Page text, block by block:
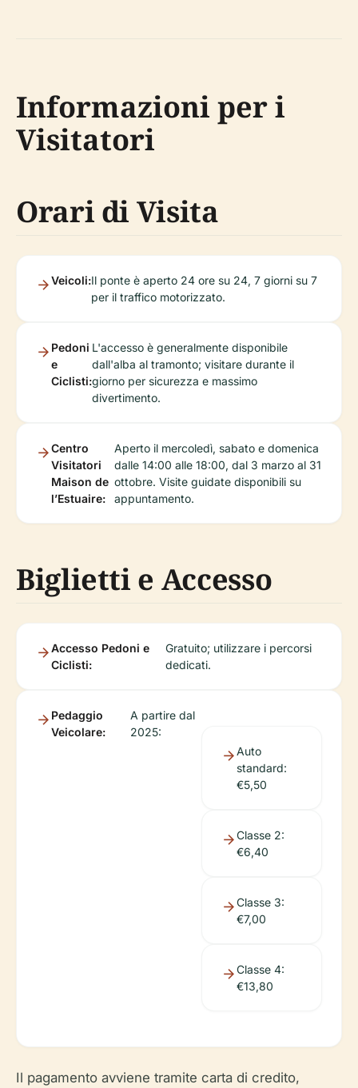
Informazioni per i
Visitatori
Orari di Visita
Veicoli:Il ponte è aperto 24 ore su 24, 7 giorni su 7
per il traffico motorizzato.
Pedoni
e
Ciclisti:
L'accesso è generalmente disponibile
dall'alba al tramonto; visitare durante il
giorno per sicurezza e massimo
divertimento.
Centro
Visitatori
Maison de
l’Estuaire:
Aperto il mercoledì, sabato e domenica
dalle 14:00 alle 18:00, dal 3 marzo al 31
ottobre. Visite guidate disponibili su
appuntamento.
Biglietti e Accesso
Accesso Pedoni e
Ciclisti:
Gratuito; utilizzare i percorsi
dedicati.
Pedaggio
Veicolare:
A partire dal
2025:
Auto
standard:
€5,50
Classe 2:
€6,40
Classe 3:
€7,00
Classe 4:
€13,80
Il pagamento avviene tramite carta di credito,